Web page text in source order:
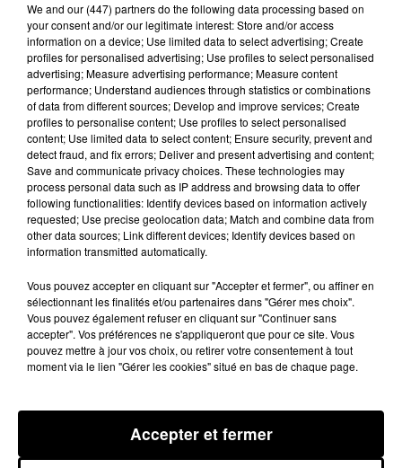
Lecture (4 min 19 sec)
100%
100% Radio les infos des Hautes-Pyrénées
5 décembre 2023 - 4 min 19 sec
LES INFOS DES HAUTES-PYRÉNÉES DU
05/12/2023 À 17H59
Podcasts infos des Hautes-Pyrénées
We and our (447) partnersdo the following data processing based on
your consent and/or our legitimate interest: Store and/or access
information on a device; Use limited data to select advertising; Create
profiles for personalised advertising; Use profiles to select personalised
advertising; Measure advertising performance; Measure content
performance; Understand audiences through statistics or combinations
of data from different sources; Develop and improve services; Create
profiles to personalise content; Use profiles to select personalised
content; Use limited data to select content; Ensure security, prevent and
detect fraud, and fix errors; Deliver and present advertising and content;
Save and communicate privacy choices. These technologies may
process personal data such as IP address and browsing data to offer
following functionalities: Identify devices based on information actively
requested; Use precise geolocation data; Match and combine data from
other data sources; Link different devices; Identify devices based on
information transmitted automatically.
Vous pouvez accepter en cliquant sur "Accepter et fermer", ou affiner en
sélectionnant les finalités et/ou partenaires dans "Gérer mes choix".
Vous pouvez également refuser en cliquant sur "Continuer sans
accepter". Vos préférences ne s'appliqueront que pour ce site. Vous
pouvez mettre à jour vos choix, ou retirer votre consentement à tout
moment via le lien "Gérer les cookies" situé en bas de chaque page.
Accepter et fermer